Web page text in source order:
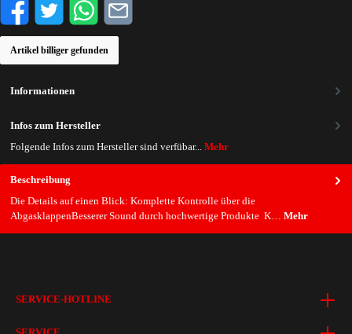
Artikel billiger gefunden
Beschreibung
Die Details auf einen Blick: Komplette Kontrolle über die
AbgasklappenBesserer Sound durch hochwertige Produkte K… Mehr
Informationen
Infos zum Hersteller
Folgende Infos zum Hersteller sind verfübar... Mehr
SERVICE-HOTLINE